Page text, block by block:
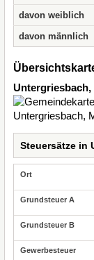
davon weiblich
davon männlich
Untergriesbach,
Steuersätze in